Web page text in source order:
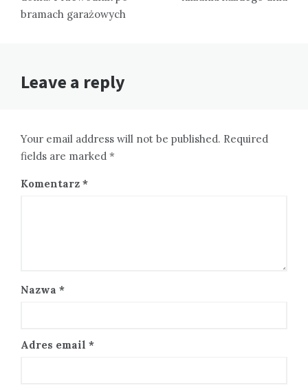
bramach garażowych
Leave a reply
Your email address will not be published. Required
fields are marked *
Komentarz *
Nazwa *
Adres email *